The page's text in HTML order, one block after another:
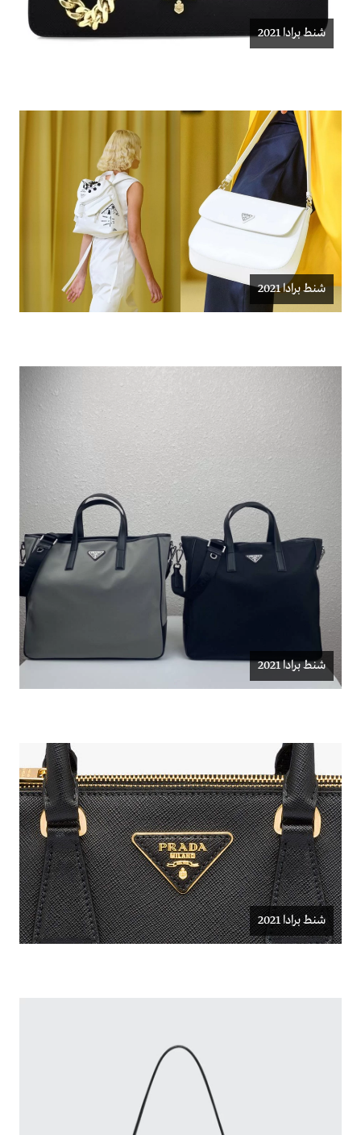
شنط برادا 2021
شنط برادا 2021
شنط برادا 2021
شنط برادا 2021